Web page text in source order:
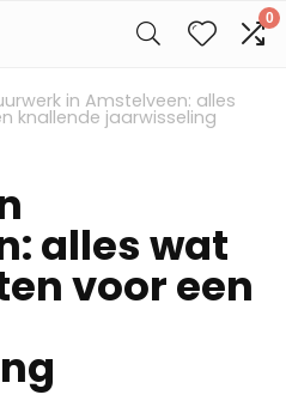
0
in Amstelveen: alles
knallende jaarwisseling
alles wat
voor een